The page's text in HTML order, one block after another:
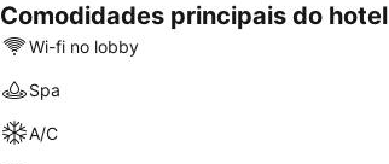
Comodidades principais do hotel
Wi-fi no lobby
Spa
A/C